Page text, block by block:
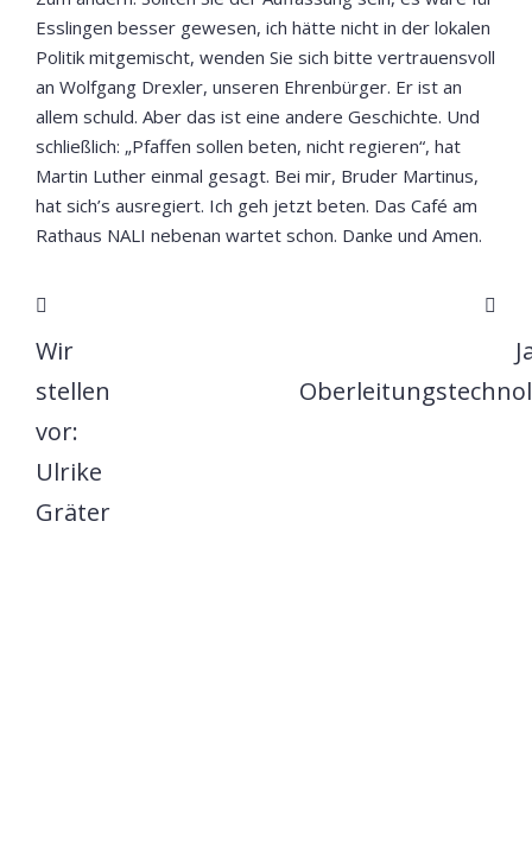
Esslingen besser gewesen, ich hätte nicht in der lokalen
Politik mitgemischt, wenden Sie sich bitte vertrauensvoll
an Wolfgang Drexler, unseren Ehrenbürger. Er ist an
allem schuld. Aber das ist eine andere Geschichte. Und
schließlich: „Pfaffen sollen beten, nicht regieren“, hat
Martin Luther einmal gesagt. Bei mir, Bruder Martinus,
hat sich’s ausregiert. Ich geh jetzt beten. Das Café am
Rathaus NALI nebenan wartet schon. Danke und Amen.
Wir
stellen
vor:
Ulrike
Gräter